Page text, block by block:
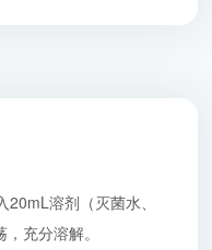
溶剂（灭菌水、
充分溶解。